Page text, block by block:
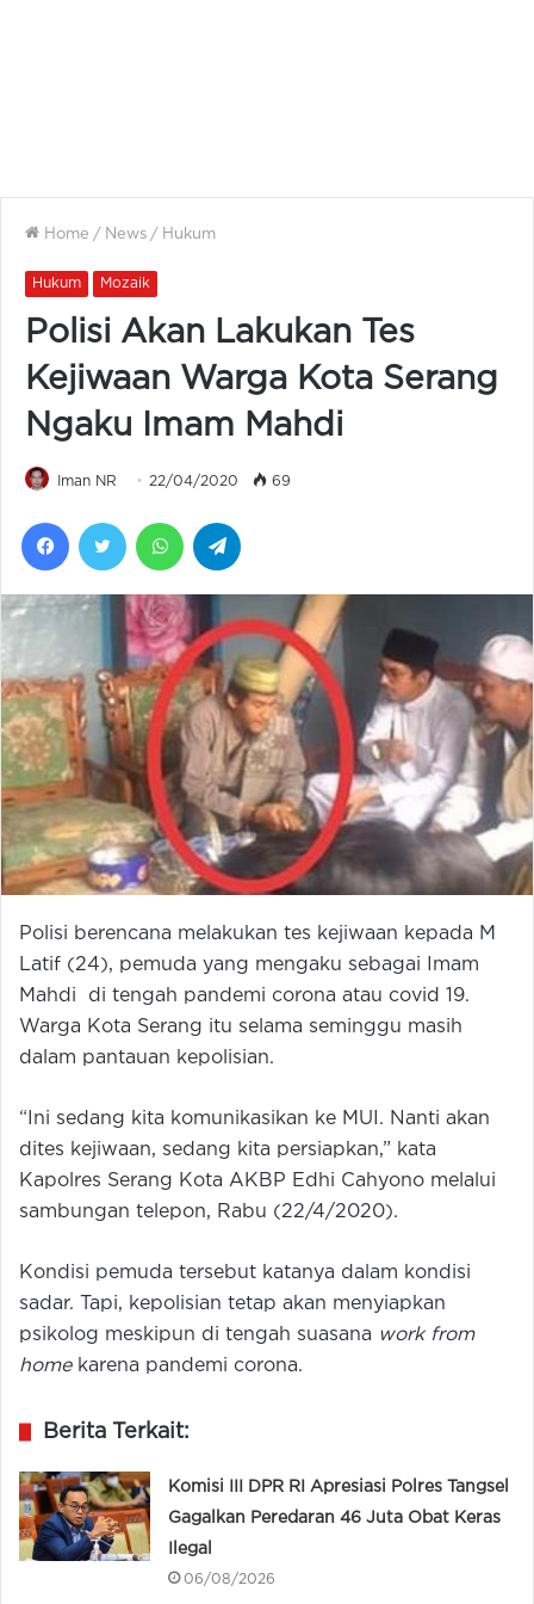
Home / News / Hukum
Hukum Mozaik
Polisi Akan Lakukan Tes
Kejiwaan Warga Kota Serang
Ngaku Imam Mahdi
Iman NR 22/04/2020 69
FacebookTwitter WhatsApp
Polisi berencana melakukan tes kejiwaan kepada M
Latif (24), pemuda yang mengaku sebagai Imam
Mahdi di tengah pandemi corona atau covid 19.
Warga Kota Serang itu selama seminggu masih
dalam pantauan kepolisian.
“Ini sedang kita komunikasikan ke MUI. Nanti akan
dites kejiwaan, sedang kita persiapkan,” kata
Kapolres Serang Kota AKBP Edhi Cahyono melalui
sambungan telepon, Rabu (22/4/2020).
Kondisi pemuda tersebut katanya dalam kondisi
sadar. Tapi, kepolisian tetap akan menyiapkan
psikolog meskipun di tengah suasana work from
homekarena pandemi corona.
Berita Terkait:
Komisi III DPR RI Apresiasi Polres Tangsel
Gagalkan Peredaran 46 Juta Obat Keras
Ilegal
06/08/2026